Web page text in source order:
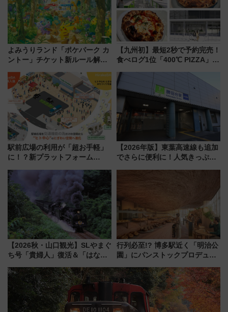
よみうりランド「ポケパーク カ
ントー」チケット新ルール解
本人確認が11月スタート
【九州初】最短2秒で予約完売！
食べログ1位「400℃ PIZZA」が
プン。もつ鍋風など限定メニュ
ーも
駅前広場の利用が「超お手軽」
に！？新プラットフォーム
マホで簡単申請 物販や演奏会な
どに【JR東日本】
【2026年版】東葉高速線も追加
でさらに便利に！人気きっぷ
【2026秋・山口観光】SLやまぐ
ち号「貴婦人」復活＆「はなあ
注目観光列車まとめ きっぷの取
り方は？
行列必至!? 博多駅近く「明治公
園」にパンストックプロデュー
オープン 秋からはビストロ営業
も！